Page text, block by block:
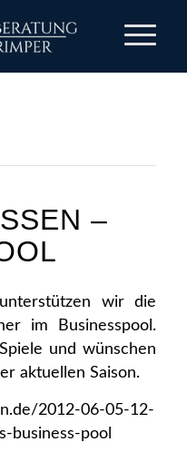
–
wir die
im Businesspool.
und wünschen
aktuellen Saison.
2012-06-05-12-
business-pool